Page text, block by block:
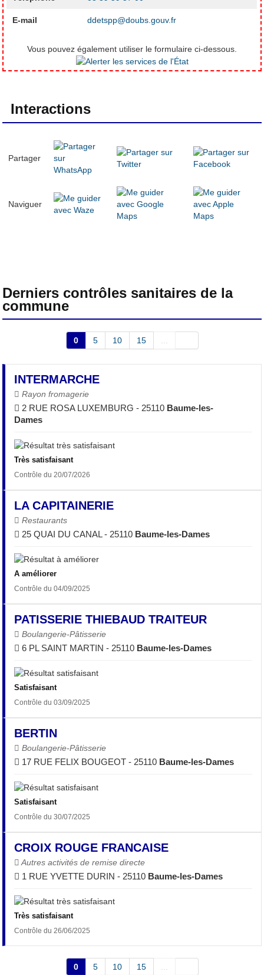
E-mail ddetspp@doubs.gouv.fr
Vous pouvez également utiliser le formulaire ci-dessous.
Interactions
Partager
Naviguer
Derniers contrôles sanitaires de la
commune
0 5 10 15 ...
INTERMARCHE
Rayon fromagerie
2 RUE ROSA LUXEMBURG - 25110 Baume-les-
Dames
Très satisfaisant
Contrôle du 20/07/2026
LA CAPITAINERIE
Restaurants
25 QUAI DU CANAL - 25110 Baume-les-Dames
A améliorer
Contrôle du 04/09/2025
PATISSERIE THIEBAUD TRAITEUR
Boulangerie-Pâtisserie
6 PL SAINT MARTIN - 25110 Baume-les-Dames
Satisfaisant
Contrôle du 03/09/2025
BERTIN
Boulangerie-Pâtisserie
17 RUE FELIX BOUGEOT - 25110 Baume-les-Dames
Satisfaisant
Contrôle du 30/07/2025
CROIX ROUGE FRANCAISE
Autres activités de remise directe
1 RUE YVETTE DURIN - 25110 Baume-les-Dames
Très satisfaisant
Contrôle du 26/06/2025
0 5 10 15